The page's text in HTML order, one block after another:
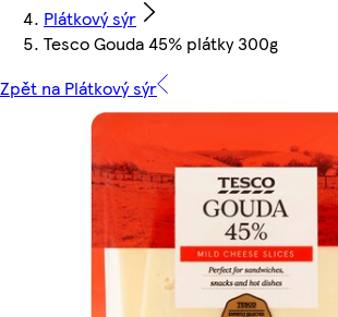
Plátkový sýr
Tesco Gouda 45% plátky 300g
Zpět na Plátkový sýr